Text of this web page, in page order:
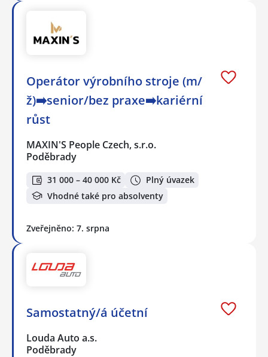
Operátor výrobního stroje (m/
ž)➡️senior/bez praxe➡️kariérní
růst
MAXIN'S People Czech, s.r.o.
Poděbrady
31 000 – 40 000 Kč
Plný úvazek
Vhodné také pro absolventy
Zveřejněno: 7. srpna
Samostatný/á účetní
Louda Auto a.s.
Poděbrady